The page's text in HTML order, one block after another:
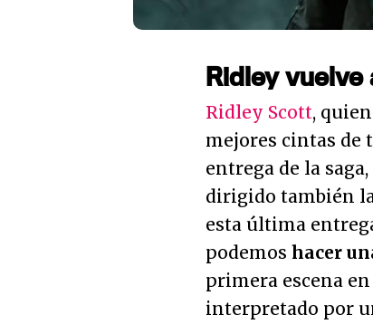
Ridley
Ridley Scott,
mejores cintas de
entrega de la saga,
dirigido también
esta última
podemos hacer
primera escena
interpretado por